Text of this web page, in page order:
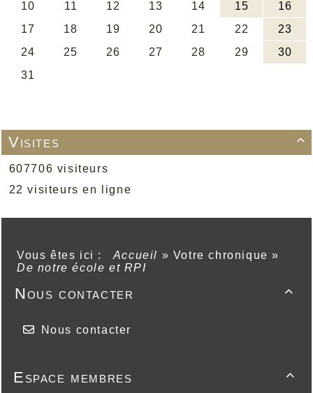

Visites
607706 visiteurs
22 visiteurs en ligne
Vous êtes ici : Accueil » Votre chronique »
De notre école et RPI

Nous contacter
Nous contacter

Espace membres